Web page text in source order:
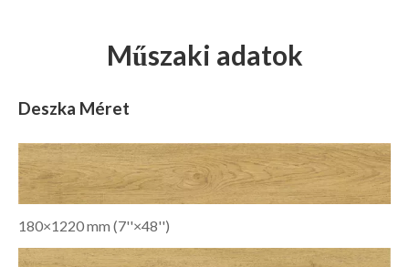
Műszaki adatok
Deszka Méret
180×1220 mm (7''×48'')